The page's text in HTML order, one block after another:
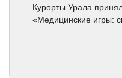
Курорты Урала
«Медицинские игры: